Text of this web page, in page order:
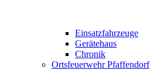
Einsatzfahrzeuge
Gerätehaus
Chronik
Ortsfeuerwehr Pfaffendorf